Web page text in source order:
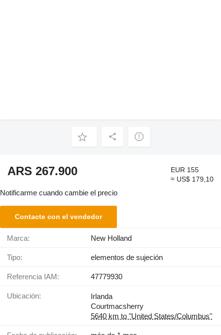
ARS 267.900
EUR 155
≈ US$ 179,10
Notificarme cuando cambie el precio
Contacte con el vendedor
Marca: New Holland
Tipo: elementos de sujeción
Referencia IAM: 47779930
Ubicación:
Irlanda
Courtmacsherry
5640 km to "United States/Columbus"